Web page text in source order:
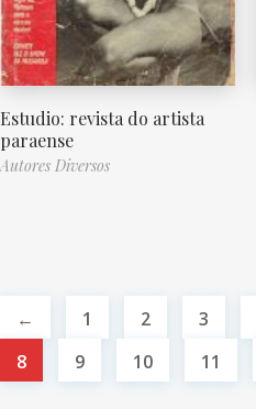
Estudio: revista do artista
paraense
Autores Diversos
← 1 2 3
8
9 10 11